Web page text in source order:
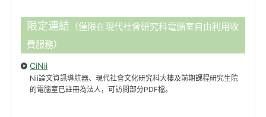
限定連結 （僅限在現代社會研究科電腦室自由利用收
費服務）
CiNii
Nii論文資訊導航器、現代社會文化研究科大樓及前期課程研究生院
的電腦室已註冊為法人，可訪問部分PDF檔。